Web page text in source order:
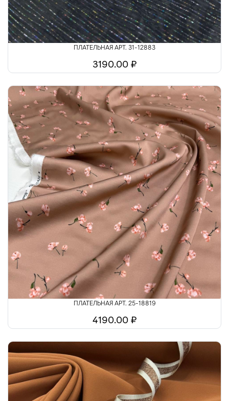
ПЛАТЕЛЬНАЯ АРТ. 31-12883
3190.00 ₽
ПЛАТЕЛЬНАЯ АРТ. 25-18819
4190.00 ₽